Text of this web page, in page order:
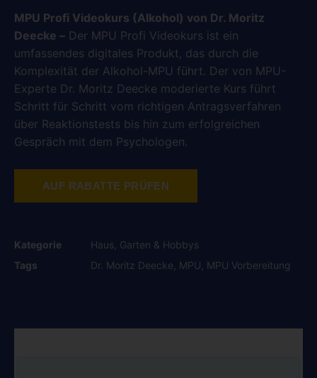
MPU Profi Videokurs (Alkohol) von Dr. Moritz
Deecke – Der MPU Profi Videokurs ist ein
umfassendes digitales Produkt, das durch die
Komplexität der Alkohol-MPU führt. Der von MPU-
Experte Dr. Moritz Deecke moderierte Kurs führt
Schritt für Schritt vom richtigen Antragsverfahren
über Reaktionstests bis hin zum erfolgreichen
Gespräch mit dem Psychologen.
AUF RABATTE PRÜFEN
Kategorie
Haus, Garten & Hobbys
Tags
Dr. Moritz Deecke MPU MPU Vorbereitung